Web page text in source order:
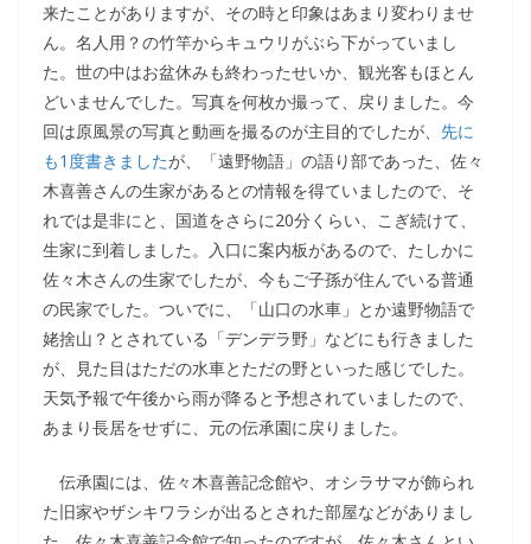
来たことがありますが、その時と印象はあまり変わりませ
ん。名人用？の竹竿からキュウリがぶら下がっていまし
た。世の中はお盆休みも終わったせいか、観光客もほとん
どいませんでした。写真を何枚か撮って、戻りました。今
回は原風景の写真と動画を撮るのが主目的でしたが、 先に
も1度書きましたが、「遠野物語」の語り部であった、佐々
木喜善さんの生家があるとの情報を得ていましたので、そ
れでは是非にと、国道をさらに20分くらい、こぎ続けて、
生家に到着しました。入口に案内板があるので、たしかに
佐々木さんの生家でしたが、今もご子孫が住んでいる普通
の民家でした。ついでに、「山口の水車」とか遠野物語で
姥捨山？とされている「デンデラ野」などにも行きました
が、見た目はただの水車とただの野といった感じでした。
天気予報で午後から雨が降ると予想されていましたので、
あまり長居をせずに、元の伝承園に戻りました。
伝承園には、佐々木喜善記念館や、オシラサマが飾られ
た旧家やザシキワラシが出るとされた部屋などがありまし